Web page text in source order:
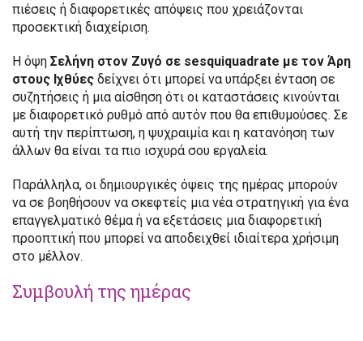
πιέσεις ή διαφορετικές απόψεις που χρειάζονται
προσεκτική διαχείριση.
Η όψη Σελήνη στον Ζυγό σε sesquiquadrate με τον Άρη
στους Ιχθύες δείχνει ότι μπορεί να υπάρξει ένταση σε
συζητήσεις ή μια αίσθηση ότι οι καταστάσεις κινούνται
με διαφορετικό ρυθμό από αυτόν που θα επιθυμούσες. Σε
αυτή την περίπτωση, η ψυχραιμία και η κατανόηση των
άλλων θα είναι τα πιο ισχυρά σου εργαλεία.
Παράλληλα, οι δημιουργικές όψεις της ημέρας μπορούν
να σε βοηθήσουν να σκεφτείς μια νέα στρατηγική για ένα
επαγγελματικό θέμα ή να εξετάσεις μια διαφορετική
προοπτική που μπορεί να αποδειχθεί ιδιαίτερα χρήσιμη
στο μέλλον.
Συμβουλή της ημέρας